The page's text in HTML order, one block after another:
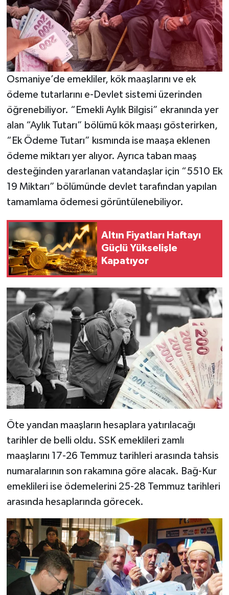
Osmaniye’de emekliler, kök maaşlarını ve ek
ödeme tutarlarını e-Devlet sistemi üzerinden
öğrenebiliyor. “Emekli Aylık Bilgisi” ekranında yer
alan “Aylık Tutarı” bölümü kök maaşı gösterirken,
“Ek Ödeme Tutarı” kısmında ise maaşa eklenen
ödeme miktarı yer alıyor. Ayrıca taban maaş
desteğinden yararlanan vatandaşlar için “5510 Ek
19 Miktarı” bölümünde devlet tarafından yapılan
tamamlama ödemesi görüntülenebiliyor.
Altın Fiyatları Haftayı
Güçlü Yükselişle
Kapatıyor
Öte yandan maaşların hesaplara yatırılacağı
tarihler de belli oldu. SSK emeklileri zamlı
maaşlarını 17-26 Temmuz tarihleri arasında tahsis
numaralarının son rakamına göre alacak. Bağ-Kur
emeklileri ise ödemelerini 25-28 Temmuz tarihleri
arasında hesaplarında görecek.